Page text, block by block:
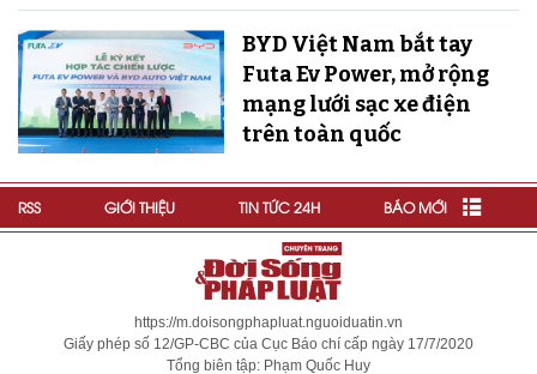
BYD Việt Nam bắt tay
Futa Ev Power, mở rộng
mạng lưới sạc xe điện
trên toàn quốc
RSS GIỚI THIỆU TIN TỨC 24H BÁO MỚI
https://m.doisongphapluat.nguoiduatin.vn
Giấy phép số 12/GP-CBC của Cục Báo chí cấp ngày 17/7/2020
Tổng biên tập: Phạm Quốc Huy